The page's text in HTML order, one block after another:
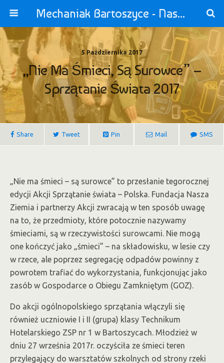
Mechaniak Bartoszyce - Nasza Szkoła jest OK!
5 Października 2017
„Nie Ma Śmieci, Są Surowce” –
Sprzątanie Świata 2017
Share Tweet Pin Mail SMS
„Nie ma śmieci – są surowce” to przesłanie tegorocznej
edycji Akcji Sprzątanie świata – Polska. Fundacja Nasza
Ziemia i partnerzy Akcji zwracają w ten sposób uwagę
na to, że przedmioty, które potocznie nazywamy
śmieciami, są w rzeczywistości surowcami. Nie mogą
one kończyć jako „śmieci” – na składowisku, w lesie czy
w rzece, ale poprzez segregację odpadów powinny z
powrotem trafiać do wykorzystania, funkcjonując jako
zasób w Gospodarce o Obiegu Zamkniętym (GOZ).
Do akcji ogólnopolskiego sprzątania włączyli się
również uczniowie I i II (grupa) klasy Technikum
Hotelarskiego ZSP nr 1 w Bartoszycach. Młodzież w
dniu 27 września 2017r. oczyściła ze śmieci teren
przylegający do warsztatów szkolnych od strony rzeki